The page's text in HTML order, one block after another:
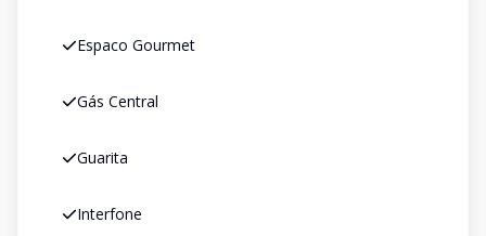
Espaco Gourmet
Gás Central
Guarita
Interfone